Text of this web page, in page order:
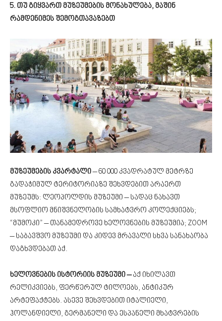
5. თუ გიყვართ მუზეუმების მონახულება, მაშინ
რამდენიმეს შემოგთავაზებთ
მუზეუმების კვარტალი– 60 000 კვადრატულ მეტრზე
გადაჭიმულ ტერიტორიაზე შეხვდებით არაერთ
მუზეუმს: ლეოპოლდის მუზეუმი – სადაც ნახავთ
მსოფლიო მნიშვნელობის სამხატვრო კოლექციებს;
“მუმოკი” – თანამედროვე ხელოვნების მუზეუმია; ZOOM
– საბავშვო მუზეუმი და კიდევ მრავალი სხვა სანახაობა
დაგხვდებათ აქ.
ხელოვნების ისტორიის მუზეუმი –აქ იხილავთ
რელიკვიებს, ფერწერულ ტილოებს, ანტიკურ
არტეფაქტებს. ასევე შეხვდებით იტალიელი,
ჰოლანდიელი, გერმანელი და ესპანელი მხატვრების